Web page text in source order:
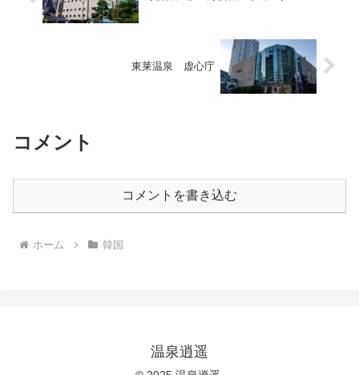
東莱温泉 虚心庁
コメント
コメントを書き込む
ホーム 韓国
温泉逍遥